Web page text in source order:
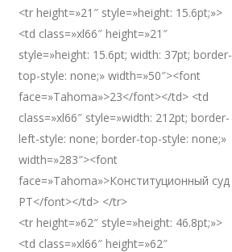
<tr height=»21″ style=»height: 15.6pt;»>
<td class=»xl66″ height=»21″
style=»height: 15.6pt; width: 37pt; border-
top-style: none;» width=»50″><font
face=»Tahoma»>23</font></td> <td
class=»xl66″ style=»width: 212pt; border-
left-style: none; border-top-style: none;»
width=»283″><font
face=»Tahoma»>Конституционный суд
РТ</font></td> </tr>
<tr height=»62″ style=»height: 46.8pt;»>
<td class=»xl66″ height=»62″